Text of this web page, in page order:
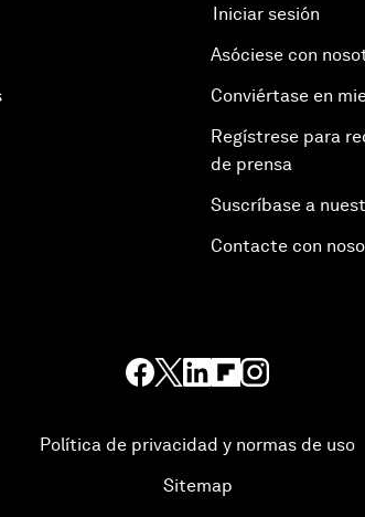
Iniciar sesión
Asóciese con
Conviértase en
Regístrese para
de prensa
Suscríbase a
Contacte con
Política de privacidad y normas de uso
Sitemap